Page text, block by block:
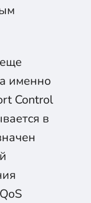
именно
Control
в